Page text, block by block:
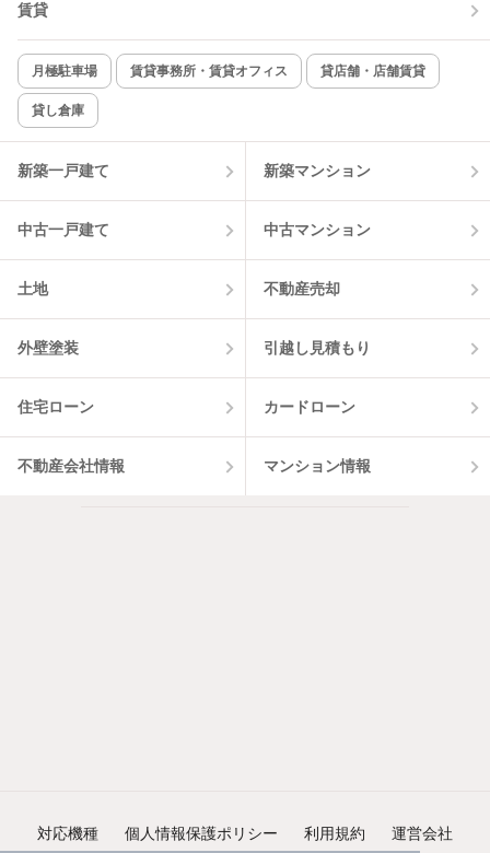
新着のみ インターネット無料
該当件数:
0件
賃貸
月極駐車場 賃貸事務所・賃貸オフィス 貸店舗・店舗賃貸
貸し倉庫
新築一戸建て 新築マンション
中古一戸建て 中古マンション
土地 不動産売却
外壁塗装 引越し見積もり
住宅ローン カードローン
不動産会社情報 マンション情報
対応機種 個人情報保護ポリシー 利用規約 運営会社